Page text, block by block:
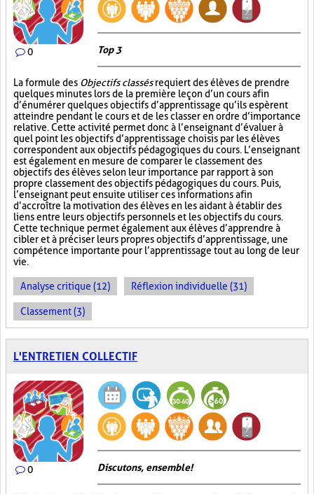
0 Top 3
La formule des Objectifs classésrequiert des élèves de prendre
quelques minutes lors de la première leçon d’un cours afin
d’énumérer quelques objectifs d’apprentissage qu’ils espèrent
atteindre pendant le cours et de les classer en ordre d’importance
relative. Cette activité permet donc à l’enseignant d’évaluer à
quel point les objectifs d’apprentissage choisis par les élèves
correspondent aux objectifs pédagogiques du cours. L’enseignant
est également en mesure de comparer le classement des
objectifs des élèves selon leur importance par rapport à son
propre classement des objectifs pédagogiques du cours. Puis,
l’enseignant peut ensuite utiliser ces informations afin
d’accroître la motivation des élèves en les aidant à établir des
liens entre leurs objectifs personnels et les objectifs du cours.
Cette technique permet également aux élèves d’apprendre à
cibler et à préciser leurs propres objectifs d’apprentissage, une
compétence importante pour l’apprentissage tout au long de leur
vie.
Analyse critique (12) Réflexion individuelle (31)
Classement (3)
L'ENTRETIEN COLLECTIF
0 Discutons, ensemble!